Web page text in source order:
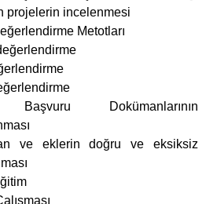
Uygulaması
Değerlendirilmesi
saattir.
yaşta olmak,